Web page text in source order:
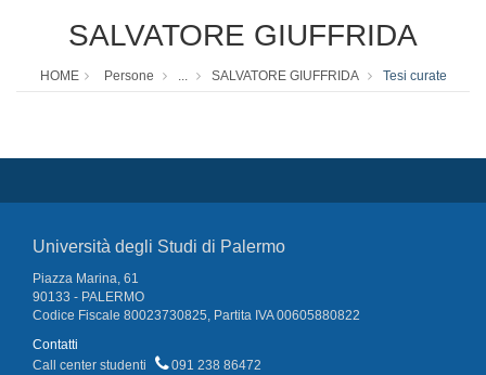
SALVATORE GIUFFRIDA
HOME Persone ... SALVATORE GIUFFRIDA Tesi curate
Università degli Studi di Palermo
Piazza Marina, 61
90133 - PALERMO
Codice Fiscale 80023730825, Partita IVA 00605880822
Contatti
Call center studenti
091 238 86472